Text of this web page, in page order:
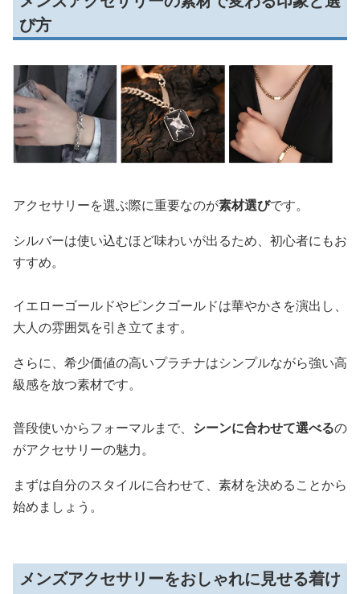
び方
アクセサリーを選ぶ際に重要なのが素材選びです。
シルバーは使い込むほど味わいが出るため、初心者にもお
すすめ。
イエローゴールドやピンクゴールドは華やかさを演出し、
大人の雰囲気を引き立てます。
さらに、希少価値の高いプラチナはシンプルながら強い高
級感を放つ素材です。
普段使いからフォーマルまで、 シーンに合わせて選べるの
がアクセサリーの魅力。
まずは自分のスタイルに合わせて、素材を決めることから
始めましょう。
メンズアクセサリーをおしゃれに見せる着け